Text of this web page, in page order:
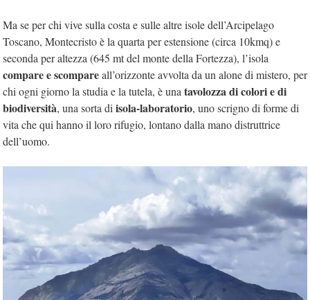
Ma se per chi vive sulla costa e sulle altre isole dell’Arcipelago
Toscano, Montecristo è la quarta per estensione (circa 10kmq) e
seconda per altezza (645 mt del monte della Fortezza), l’isola
compare e scompareall’orizzonte avvolta da un alone di mistero, per
chi ogni giorno la studia e la tutela, è una tavolozza di colori e di
biodiversità, una sorta di isola-laboratorio, uno scrigno di forme di
vita che qui hanno il loro rifugio, lontano dalla mano distruttrice
dell’uomo.